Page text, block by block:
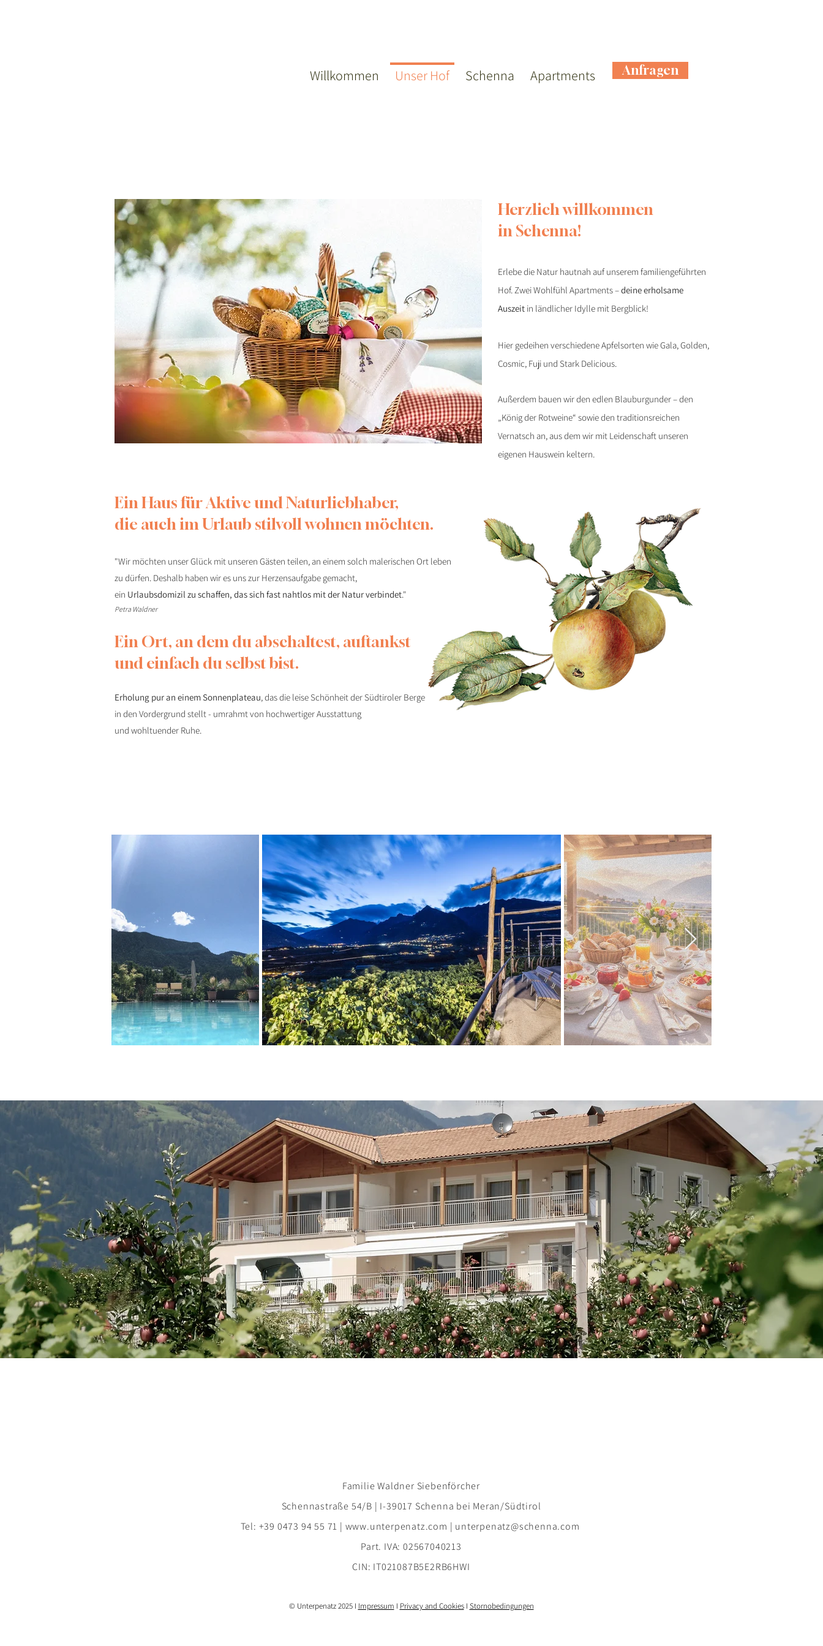
Willkommen Unser Hof Schenna Apartments Anfragen
Herzlich willkommen
in Schenna!
Erlebe die Natur hautnah auf unserem familiengeführten
Hof.Zwei Wohlfühl Apartments –deine erholsame
Auszeit in ländlicher Idylle mit Bergblick!
Hier gedeihen verschiedene Apfelsorten wie Gala, Golden,
Cosmic, Fuji und Stark Delicious.
Außerdem bauen wir den edlen Blauburgunder – den
„König der Rotweine“ sowie den traditionsreichen
Vernatsch an, aus dem wir mit Leidenschaft unseren
eigenen Hauswein keltern.
Ein Haus für Aktive und Naturliebhaber,
die auch im Urlaub stilvoll wohnen möchten.
"Wir möchten unser Glück mit unseren Gästen teilen, an einem solch malerischen Ort leben
zu dürfen. Deshalb haben wir es uns zur Herzensaufgabe gemacht,
ein Urlaubsdomizil zu schaffen, das sich fast nahtlos mit der Natur verbindet."
Petra Waldner
Ein Ort, an dem du abschaltest, auftankst
und einfach du selbst bist.
Erholung pur an einem Sonnenplateau, das die leise Schönheit der Südtiroler Berge
in den Vordergrund stellt - umrahmt von hochwertiger Ausstattung
und wohltuender Ruhe.
Familie Waldner Siebenförcher
Schennastraße 54/B | I-39017 Schenna bei Meran/Südtirol
Tel: +39 0473 94 55 71 | www.unterpenatz.com | unterpenatz@schenna.com
Part. IVA: 02567040213
CIN: IT021087B5E2RB6HWI
© Unterpenatz2025 I Impressum I Privacy and Cookies I Stornobedingungen